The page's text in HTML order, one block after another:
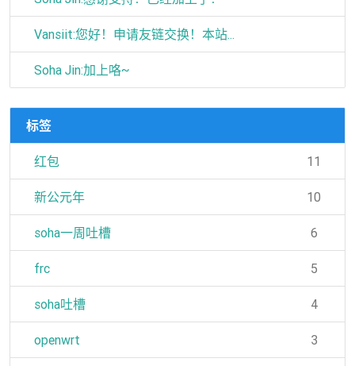
Vansiit:您好！申请友链交换！本站...
Soha Jin:加上咯~
标签
红包 11
新公元年 10
soha一周吐槽 6
frc 5
soha吐槽 4
openwrt 3